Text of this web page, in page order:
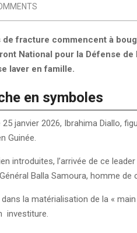
fracture commencent à
National pour la Défense
laver en famille.
en symboles
janvier 2026, Ibrahima Diallo,
Guinée.
introduites, l’arrivée de ce
Balla Samoura, homme
la matérialisation de la «
investiture.